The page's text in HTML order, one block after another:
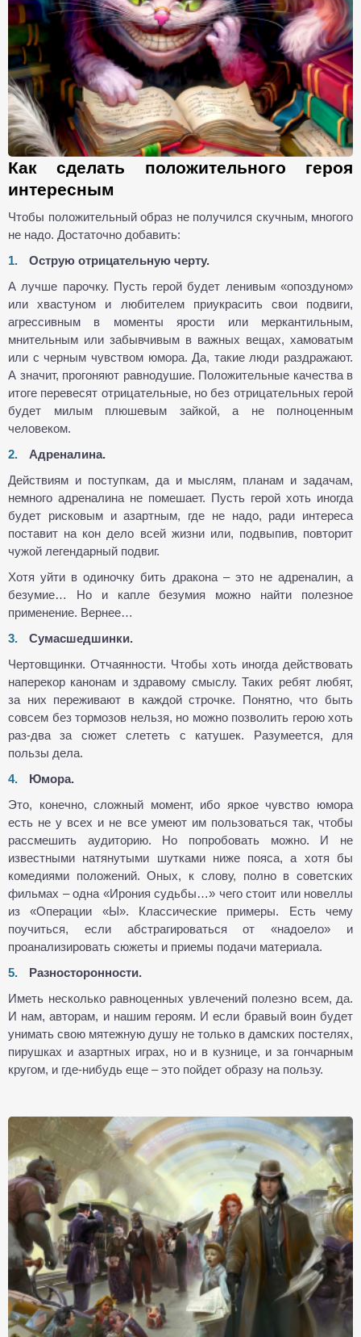
Как сделать положительного героя
интересным
Чтобы положительный образ не получился скучным, многого
не надо. Достаточно добавить:
Острую отрицательную черту.
А лучше парочку. Пусть герой будет ленивым «опоздуном»
или хвастуном и любителем приукрасить свои подвиги,
агрессивным в моменты ярости или меркантильным,
мнительным или забывчивым в важных вещах, хамоватым
или с черным чувством юмора. Да, такие люди раздражают.
А значит, прогоняют равнодушие. Положительные качества в
итоге перевесят отрицательные, но без отрицательных герой
будет милым плюшевым зайкой, а не полноценным
человеком.
Адреналина.
Действиям и поступкам, да и мыслям, планам и задачам,
немного адреналина не помешает. Пусть герой хоть иногда
будет рисковым и азартным, где не надо, ради интереса
поставит на кон дело всей жизни или, подвыпив, повторит
чужой легендарный подвиг.
Хотя уйти в одиночку бить дракона – это не адреналин, а
безумие… Но и капле безумия можно найти полезное
применение. Вернее…
Сумасшедшинки.
Чертовщинки. Отчаянности. Чтобы хоть иногда действовать
наперекор канонам и здравому смыслу. Таких ребят любят,
за них переживают в каждой строчке. Понятно, что быть
совсем без тормозов нельзя, но можно позволить герою хоть
раз-два за сюжет слететь с катушек. Разумеется, для
пользы дела.
Юмора.
Это, конечно, сложный момент, ибо яркое чувство юмора
есть не у всех и не все умеют им пользоваться так, чтобы
рассмешить аудиторию. Но попробовать можно. И не
известными натянутыми шутками ниже пояса, а хотя бы
комедиями положений. Оных, к слову, полно в советских
фильмах – одна «Ирония судьбы…» чего стоит или новеллы
из «Операции «Ы». Классические примеры. Есть чему
поучиться, если абстрагироваться от «надоело» и
проанализировать сюжеты и приемы подачи материала.
Разносторонности.
Иметь несколько равноценных увлечений полезно всем, да.
И нам, авторам, и нашим героям. И если бравый воин будет
унимать свою мятежную душу не только в дамских постелях,
пирушках и азартных играх, но и в кузнице, и за гончарным
кругом, и где-нибудь еще – это пойдет образу на пользу.